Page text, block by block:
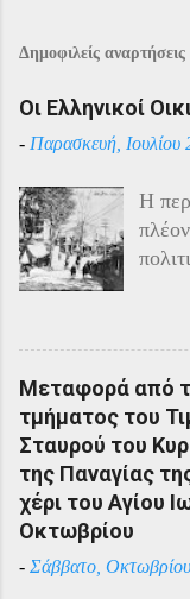
Δημοφιλείς
Οι Ελληνικοί
- Παρασκευή, Ιουλίου
Η
του
του
Μεταφορά από
τμήματος του
Σταυρού του
της Παναγίας
χέρι του Αγίου
Οκτωβρίου
- Σάββατο,